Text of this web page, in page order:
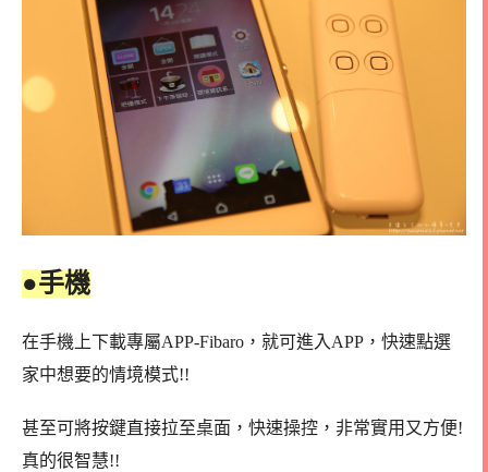
●手機
在手機上下載專屬APP-Fibaro，就可進入APP，快速點選
家中想要的情境模式!!
甚至可將按鍵直接拉至桌面，快速操控，非常實用又方便!
真的很智慧!!